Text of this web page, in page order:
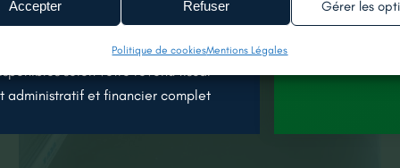
Relier différents appareils, Identifier les appareils en fonction des
la sécurité, prévenir et détecter la fraude et réparer les
Fournir et présenter des publicités et du contenu, Enregistrer
Accepter Refuser Gérer les
Politique de cookiesMentions Légales
et sans engagement
locale et RGE
selon votre revenu fiscal
administratif et financier complet